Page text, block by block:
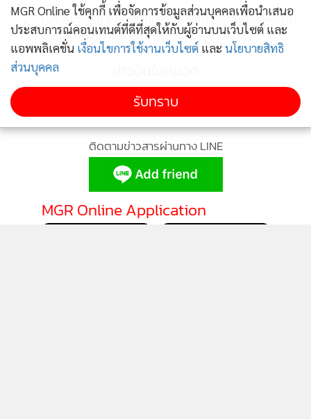
4
รมช.คมนาคม ลงติดตามการขุดลอกร่องน้ำคลองอู่ตะเภา
แก้ปัญหาน้ำท่วมหาดใหญ่
ติดตามข่าวสารผ่านทาง LINE
MGR Online Application
MGR Online ใช้คุกกี้ เพื่อจัดการข้อมูลส่วนบุคคลเพื่อนำเสนอ
ประสบการณ์คอนเทนต์ที่ดีที่สุดให้กับผู้อ่านบนเว็บไซต์ และ
แอพพลิเคชั่น เงื่อนไขการใช้งานเว็บไซต์ และ นโยบายสิทธิ
ส่วนบุคคล
รับทราบ